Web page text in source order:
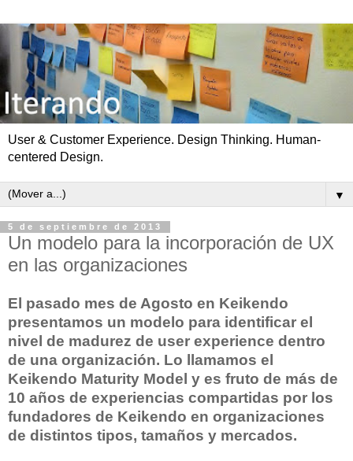
User & Customer Experience. Design Thinking. Human-
centered Design.
▼
5 de septiembre de 2013
Un modelo para la incorporación de UX
en las organizaciones
El pasado mes de Agosto en Keikendo
presentamos un modelo para identificar el
nivel de madurez de user experience dentro
de una organización. Lo llamamos el
Keikendo Maturity Model y es fruto de más de
10 años de experiencias compartidas por los
fundadores de Keikendo en organizaciones
de distintos tipos, tamaños y mercados.